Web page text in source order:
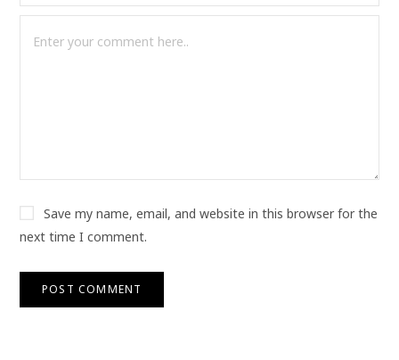
Save my name, email, and website in this browser for the
next time I comment.